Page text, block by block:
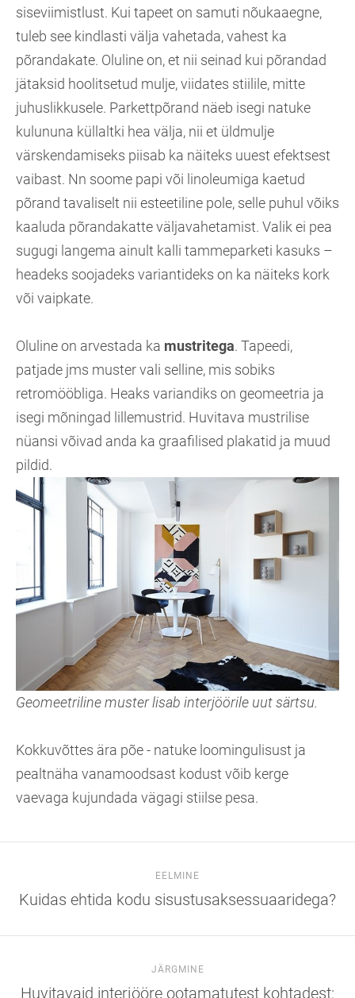
siseviimistlust. Kui tapeet on samuti nõukaaegne,
tuleb see kindlasti välja vahetada, vahest ka
põrandakate. Oluline on, et nii seinad kui põrandad
jätaksid hoolitsetud mulje, viidates stiilile, mitte
juhuslikkusele. Parkettpõrand näeb isegi natuke
kulununa küllaltki hea välja, nii et üldmulje
värskendamiseks piisab ka näiteks uuest efektsest
vaibast. Nn soome papi või linoleumiga kaetud
põrand tavaliselt nii esteetiline pole, selle puhul võiks
kaaluda põrandakatte väljavahetamist. Valik ei pea
sugugi langema ainult kalli tammeparketi kasuks –
headeks soojadeks variantideks on ka näiteks kork
või vaipkate.
Oluline on arvestada ka mustritega. Tapeedi,
patjade jms muster vali selline, mis sobiks
retromööbliga. Heaks variandiks on geomeetria ja
isegi mõningad lillemustrid. Huvitava mustrilise
nüansi võivad anda ka graafilised plakatid ja muud
pildid.
Geomeetriline muster lisab interjöörile uut särtsu.
Kokkuvõttes ära põe - natuke loomingulisust ja
pealtnäha vanamoodsast kodust võib kerge
vaevaga kujundada vägagi stiilse pesa.
EELMINE
Kuidas ehtida kodu sisustusaksessuaaridega?
JÄRGMINE
Huvitavaid interjööre ootamatutest kohtadest: